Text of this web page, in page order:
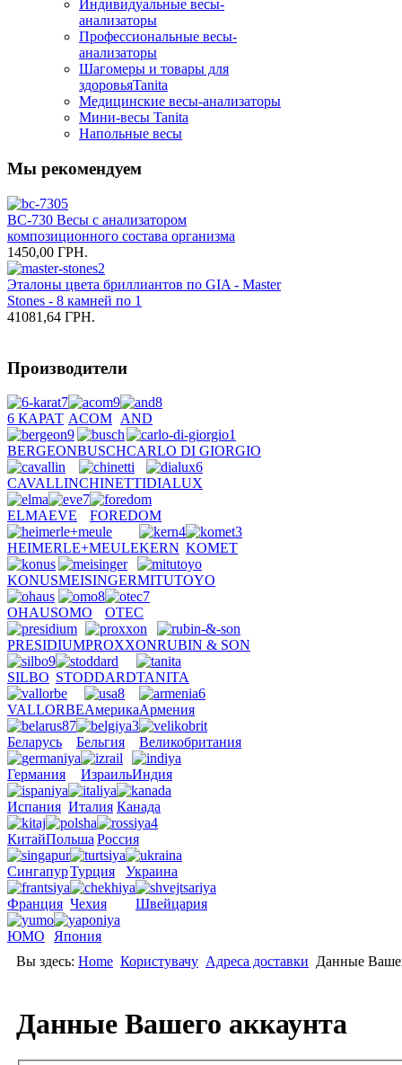
Индивидуальные весы-
анализаторы
Профессиональные весы-
анализаторы
Шагомеры и товары для
здоровьяTanita
Медицинские весы-анализаторы
Мини-весы Tanita
Напольные весы
Мы рекомендуем
BC-730 Весы с анализатором
композиционного состава организма
1450,00 ГРН.
Эталоны цвета бриллиантов по GIA - Master
Stones - 8 камней по 1
41081,64 ГРН.
Производители
6 КАРАТ ACOM AND
BERGEONBUSCHCARLO DI GIORGIO
CAVALLINCHINETTIDIALUX
ELMAEVE FOREDOM
HEIMERLE+MEULEKERN KOMET
KONUSMEISINGERMITUTOYO
OHAUSOMO OTEC
PRESIDIUMPROXXONRUBIN & SON
SILBO STODDARDTANITA
VALLORBEАмерикаАрмения
Беларусь Бельгия Великобритания
Германия ИзраильИндия
Испания Италия Канада
КитайПольша Россия
СингапурТурция Украина
Франция Чехия Швейцария
ЮМО
Япония
Вы здесь: Home Користувачу Адреса доставки Данные
Данные Вашего аккаунта